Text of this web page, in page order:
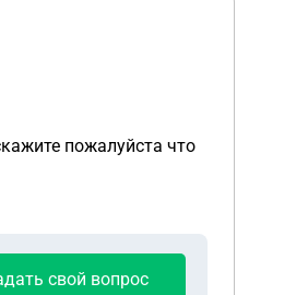
пожалуйста что
свой вопрос